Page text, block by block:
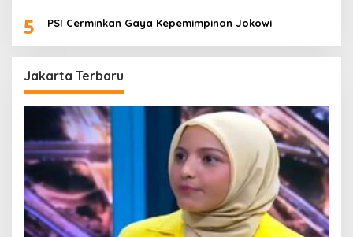
5 PSI Cerminkan Gaya Kepemimpinan Jokowi
Jakarta Terbaru